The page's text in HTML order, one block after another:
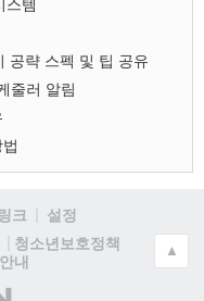
스템
공략 스펙 및 팁 공유
줄러 알림
크
설정
청소년보호정책
내
▲